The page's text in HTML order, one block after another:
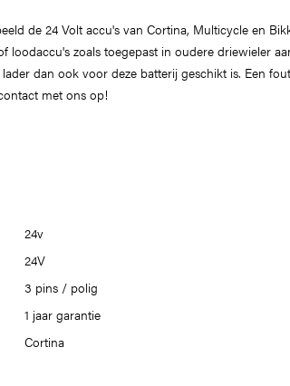
de 24 Volt accu's van Cortina, Multicycle en
zoals toegepast in oudere driewieler
dan ook voor deze batterij geschikt is. Een
met ons op!
24v
24V
3 pins / polig
1 jaar garantie
Cortina